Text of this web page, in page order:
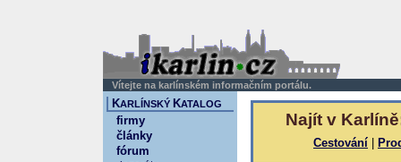
Vítejte na karlínském informačním portálu.
Najít v
Cestování
KARLÍNSKÝ KATALOG
firmy
články
fórum